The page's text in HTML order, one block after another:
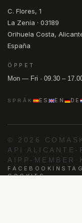
C. Flores, 1
La Zenia · 03189
Orihuela Costa,
España
ÖPPET
Mon — Fri · 09.30 –
SPRÅK ES EN DE
© 2026
API ALICANTE-
AIPP-MEMBER
FACEBOOK
COOKIES